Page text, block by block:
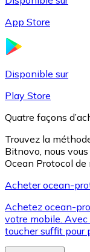
XRP
XRP
App Store
Disponible sur
Play Store
Quatre façons
Trouvez la
Bitnovo, nous
Ocean Protocol de
Acheter ocean-
Achetez ocean-
votre mobile. Avec
toucher suffit pour